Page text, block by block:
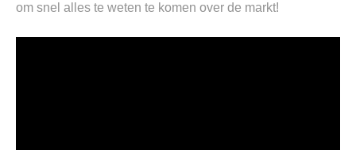
om snel alles te weten te komen over de markt!